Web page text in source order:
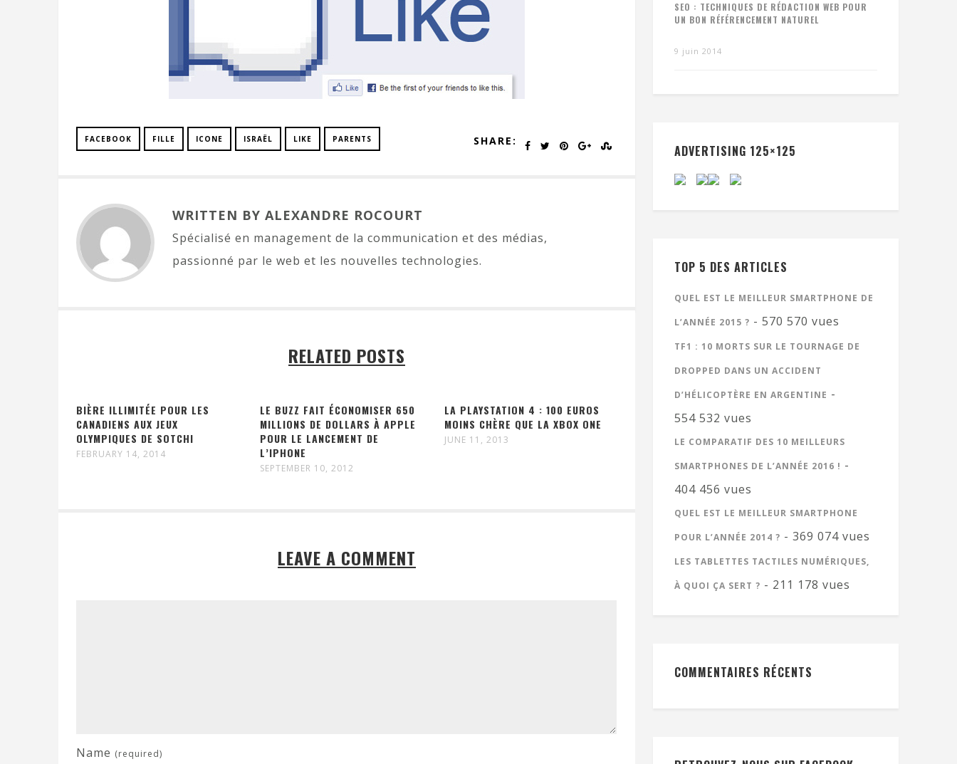
FACEBOOK FILLE ICONE ISRAËL LIKE PARENTS SHARE:
WRITTEN BY ALEXANDRE ROCOURT
Spécialisé en management de la communication et des médias,
passionné par le web et les nouvelles technologies.
RELATED POSTS
BIÈRE ILLIMITÉE POUR LES
CANADIENS AUX JEUX
OLYMPIQUES DE SOTCHI
FEBRUARY 14, 2014
LE BUZZ FAIT ÉCONOMISER 650
MILLIONS DE DOLLARS À APPLE
POUR LE LANCEMENT DE
L’IPHONE
SEPTEMBER 10, 2012
LA PLAYSTATION 4 : 100 EUROS
MOINS CHÈRE QUE LA XBOX ONE
JUNE 11, 2013
LEAVE A COMMENT
Name (required)
SEO : TECHNIQUES DE RÉDACTION WEB POUR
UN BON RÉFÉRENCEMENT NATUREL
9 juin 2014
ADVERTISING 125×125
TOP 5 DES ARTICLES
QUEL EST LE MEILLEUR SMARTPHONE DE
L’ANNÉE 2015 ? - 570 570 vues
TF1 : 10 MORTS SUR LE TOURNAGE DE
DROPPED DANS UN ACCIDENT
D’HÉLICOPTÈRE EN ARGENTINE -
554 532 vues
LE COMPARATIF DES 10 MEILLEURS
SMARTPHONES DE L’ANNÉE 2016 ! -
404 456 vues
QUEL EST LE MEILLEUR SMARTPHONE
POUR L’ANNÉE 2014 ? - 369 074 vues
LES TABLETTES TACTILES NUMÉRIQUES,
À QUOI ÇA SERT ? - 211 178 vues
COMMENTAIRES RÉCENTS